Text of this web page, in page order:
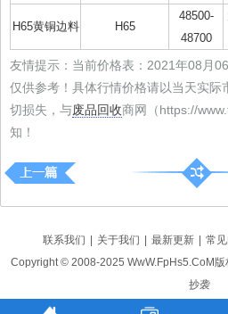
H65黄铜边料 H65
48500-
48700
友情提示：当前价格表：2021年08月
仅供参考！具体行情价格请以当天实际
切损失，与废品回收商网（https://
知！
联系我们 关于我们 最新更新 常
Copyright © 2008-2025 WwW.FpHs5.CoM
抄袭
辽ICP备